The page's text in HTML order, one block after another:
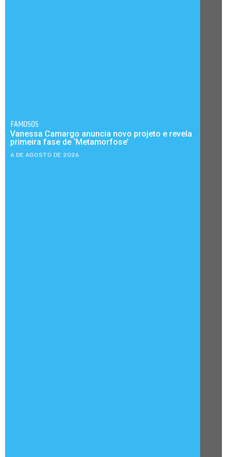
FAMOSOS
Vanessa Camargo anuncia novo projeto e revela
primeira fase de ‘Metamorfose’
6 DE AGOSTO DE 2026